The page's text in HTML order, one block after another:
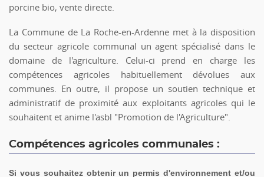
porcine bio, vente directe.
La Commune de La Roche-en-Ardenne met à la disposition
du secteur agricole communal un agent spécialisé dans le
domaine de l'agriculture. Celui-ci prend en charge les
compétences agricoles habituellement dévolues aux
communes. En outre, il propose un soutien technique et
administratif de proximité aux exploitants agricoles qui le
souhaitent et anime l'asbl "Promotion de l'Agriculture".
Compétences agricoles communales :
Si vous souhaitez obtenir un permis d'environnement et/ou